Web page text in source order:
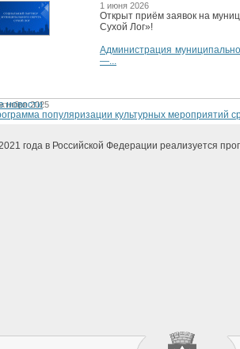
1 июня 2026
Открыт приём заявок на
Сухой Лог»!
Администрация
—...
2025
популяризации культурных мероприятий
года в Российской Федерации реализуется
новости